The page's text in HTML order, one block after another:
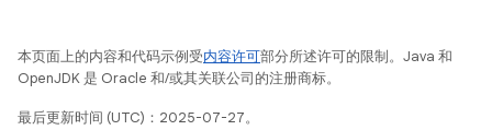
本页面上的内容和代码示例受内容许可部分所述许可的限制。Java 和
OpenJDK 是 Oracle 和/或其关联公司的注册商标。
最后更新时间 (UTC)：2025-07-27。